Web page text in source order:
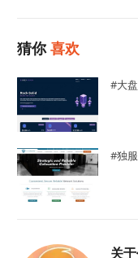
猜你喜欢
#大
#独
关